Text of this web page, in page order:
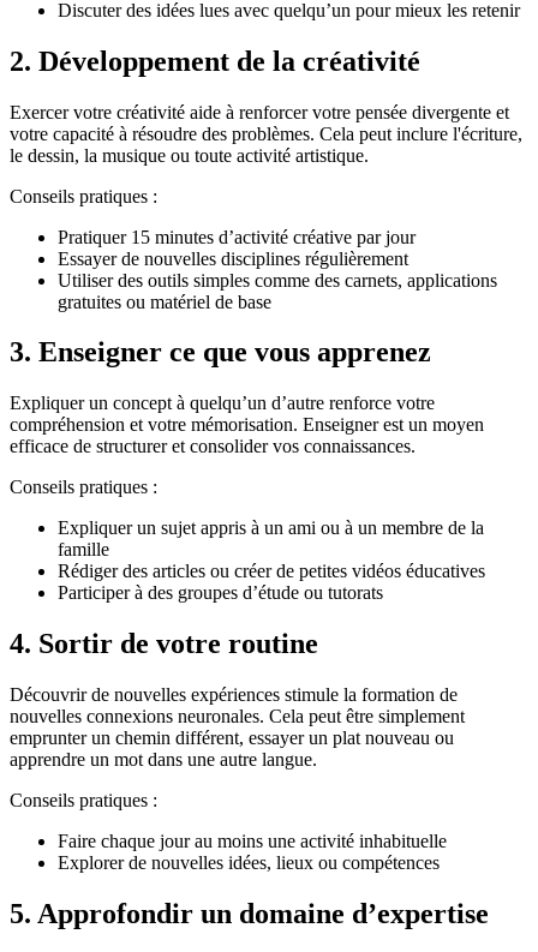
Discuter des idées lues avec quelqu’un pour mieux les retenir
2. Développement de la créativité
Exercer votre créativité aide à renforcer votre pensée divergente et
votre capacité à résoudre des problèmes. Cela peut inclure l'écriture,
le dessin, la musique ou toute activité artistique.
Conseils pratiques :
Pratiquer 15 minutes d’activité créative par jour
Essayer de nouvelles disciplines régulièrement
Utiliser des outils simples comme des carnets, applications
gratuites ou matériel de base
3. Enseigner ce que vous apprenez
Expliquer un concept à quelqu’un d’autre renforce votre
compréhension et votre mémorisation. Enseigner est un moyen
efficace de structurer et consolider vos connaissances.
Conseils pratiques :
Expliquer un sujet appris à un ami ou à un membre de la
famille
Rédiger des articles ou créer de petites vidéos éducatives
Participer à des groupes d’étude ou tutorats
4. Sortir de votre routine
Découvrir de nouvelles expériences stimule la formation de
nouvelles connexions neuronales. Cela peut être simplement
emprunter un chemin différent, essayer un plat nouveau ou
apprendre un mot dans une autre langue.
Conseils pratiques :
Faire chaque jour au moins une activité inhabituelle
Explorer de nouvelles idées, lieux ou compétences
5. Approfondir un domaine d’expertise